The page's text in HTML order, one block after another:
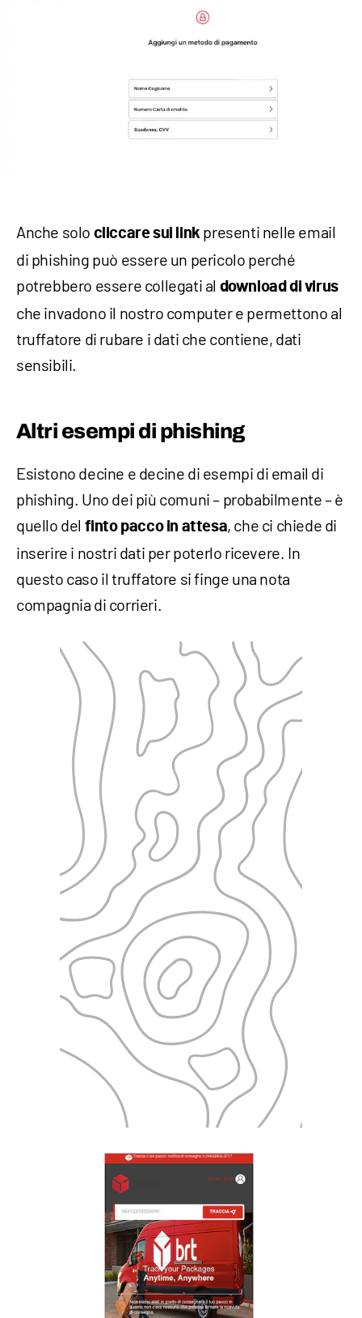
Anche solo cliccare sui link presenti nelle email
di phishing può essere un pericolo perché
potrebbero essere collegati al download di virus
che invadono il nostro computer e permettono al
truffatore di rubare i dati che contiene, dati
sensibili.
Altri esempi di phishing
Esistono decine e decine di esempi di email di
phishing. Uno dei più comuni – probabilmente – è
quello del finto pacco in attesa, che ci chiede di
inserire i nostri dati per poterlo ricevere. In
questo caso il truffatore si finge una nota
compagnia di corrieri.